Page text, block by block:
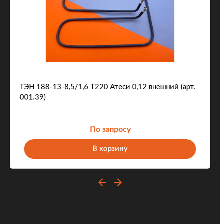
ТЭН 188-13-8,5/1,6 Т220 Атеси 0,12 внешний (арт.
001.39)
По запросу
В корзину